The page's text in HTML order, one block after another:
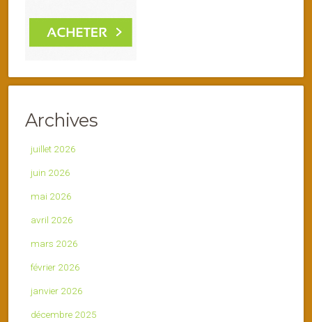
Archives
juillet 2026
juin 2026
mai 2026
avril 2026
mars 2026
février 2026
janvier 2026
décembre 2025